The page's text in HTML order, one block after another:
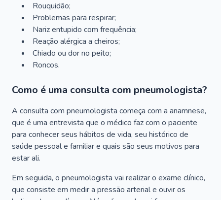
Rouquidão;
Problemas para respirar;
Nariz entupido com frequência;
Reação alérgica a cheiros;
Chiado ou dor no peito;
Roncos.
Como é uma consulta com pneumologista?
A consulta com pneumologista começa com a anamnese,
que é uma entrevista que o médico faz com o paciente
para conhecer seus hábitos de vida, seu histórico de
saúde pessoal e familiar e quais são seus motivos para
estar ali.
Em seguida, o pneumologista vai realizar o exame clínico,
que consiste em medir a pressão arterial e ouvir os